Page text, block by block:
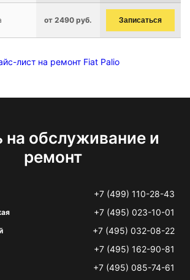
от 2490 руб. Записаться
лист на ремонт Fiat Palio
на обслуживание и
ремонт
+7 (499) 110-28-43
+7 (495) 023-10-01
+7 (495) 032-08-22
+7 (495) 162-90-81
+7 (495) 085-74-61